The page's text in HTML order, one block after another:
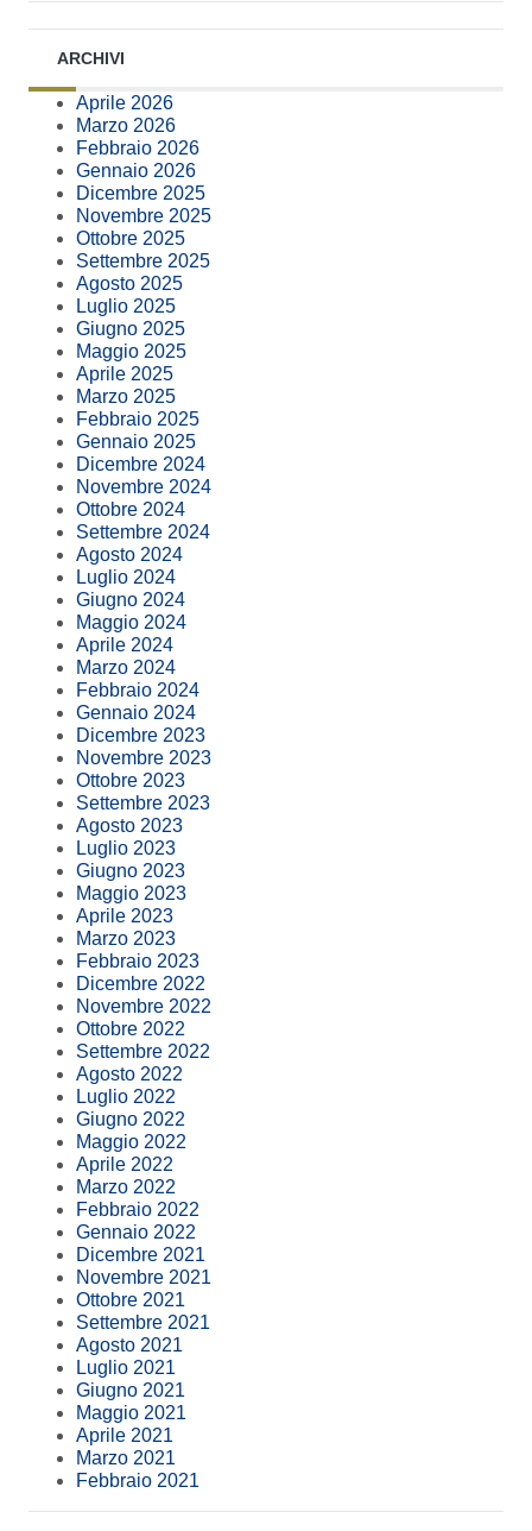
ARCHIVI
Aprile 2026
Marzo 2026
Febbraio 2026
Gennaio 2026
Dicembre 2025
Novembre 2025
Ottobre 2025
Settembre 2025
Agosto 2025
Luglio 2025
Giugno 2025
Maggio 2025
Aprile 2025
Marzo 2025
Febbraio 2025
Gennaio 2025
Dicembre 2024
Novembre 2024
Ottobre 2024
Settembre 2024
Agosto 2024
Luglio 2024
Giugno 2024
Maggio 2024
Aprile 2024
Marzo 2024
Febbraio 2024
Gennaio 2024
Dicembre 2023
Novembre 2023
Ottobre 2023
Settembre 2023
Agosto 2023
Luglio 2023
Giugno 2023
Maggio 2023
Aprile 2023
Marzo 2023
Febbraio 2023
Dicembre 2022
Novembre 2022
Ottobre 2022
Settembre 2022
Agosto 2022
Luglio 2022
Giugno 2022
Maggio 2022
Aprile 2022
Marzo 2022
Febbraio 2022
Gennaio 2022
Dicembre 2021
Novembre 2021
Ottobre 2021
Settembre 2021
Agosto 2021
Luglio 2021
Giugno 2021
Maggio 2021
Aprile 2021
Marzo 2021
Febbraio 2021